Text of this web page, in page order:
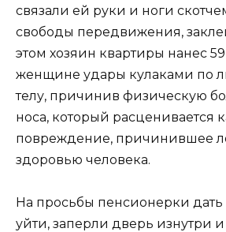
связали ей руки и ноги
свободы передвижения,
этом хозяин квартиры нанес
женщине удары кулаками по
телу, причинив физическую
носа, который расценивается
повреждение, причинившее
здоровью человека.
На просьбы пенсионерки дать
уйти, заперли дверь изнутри